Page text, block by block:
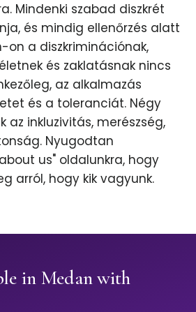
Mindenki szabad diszkrét
és mindig ellenőrzés alatt
on a diszkriminációnak,
és zaklatásnak nincs
az alkalmazás
és a toleranciát. Négy
az inkluzivitás, merészség,
Nyugodtan
us" oldalunkra, hogy
arról, hogy kik vagyunk.
in Medan with